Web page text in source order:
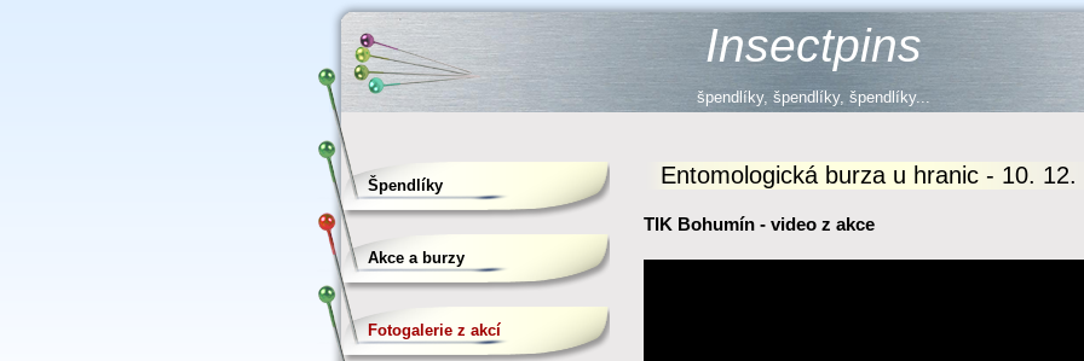
Insectpins
špendlíky, špendlíky, špendlíky...
Špendlíky
Akce a burzy
Fotogalerie z akcí
Entomologická burza u hranic - 10. 12.
TIK Bohumín - video z akce